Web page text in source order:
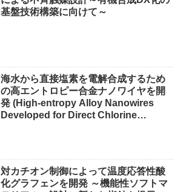
基盤技術構築に向けて～
海水から直接塩素を電解合成するため
の高エントロピー合金ナノワイヤを開
発 (High-entropy Alloy Nanowires
Developed for Direct Chlorine
対カチオン制御によって温度応答性酸
化グラフェンを開発 ～機能性ソフトマ